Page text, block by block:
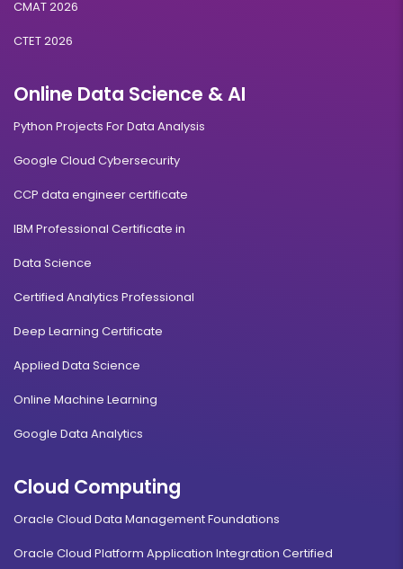
CMAT 2026
CTET 2026
Online Data Science & AI
Python Projects For Data Analysis
Google Cloud Cybersecurity
CCP data engineer certificate
IBM Professional Certificate in
Data Science
Certified Analytics Professional
Deep Learning Certificate
Applied Data Science
Online Machine Learning
Google Data Analytics
Cloud Computing
Oracle Cloud Data Management Foundations
Oracle Cloud Platform Application Integration Certified